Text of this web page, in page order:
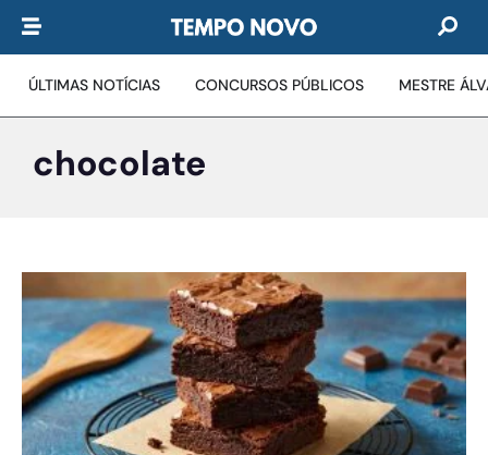
ÚLTIMAS NOTÍCIAS CONCURSOS PÚBLICOS MESTRE
chocolate